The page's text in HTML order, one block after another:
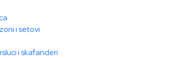
i setovi
i skafanderi